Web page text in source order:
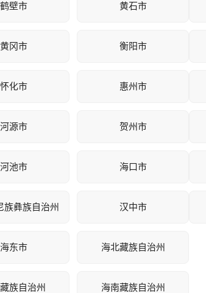
鹤壁市 黄石市
黄冈市 衡阳市
怀化市 惠州市
河源市 贺州市
河池市 海口市
族彝族自治州 汉中市
海东市 海北藏族自治州
族自治州 海南藏族自治州